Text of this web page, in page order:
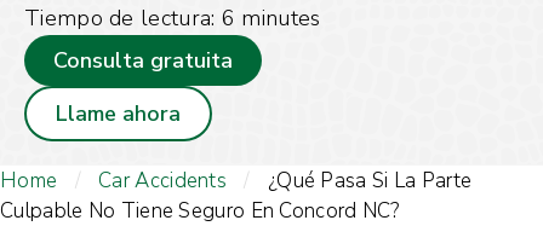
Tiempo de lectura: 6 minutes
Consulta gratuita
Llame ahora
Home / Car Accidents /
¿Qué Pasa Si La Parte
Culpable No Tiene Seguro En Concord NC?